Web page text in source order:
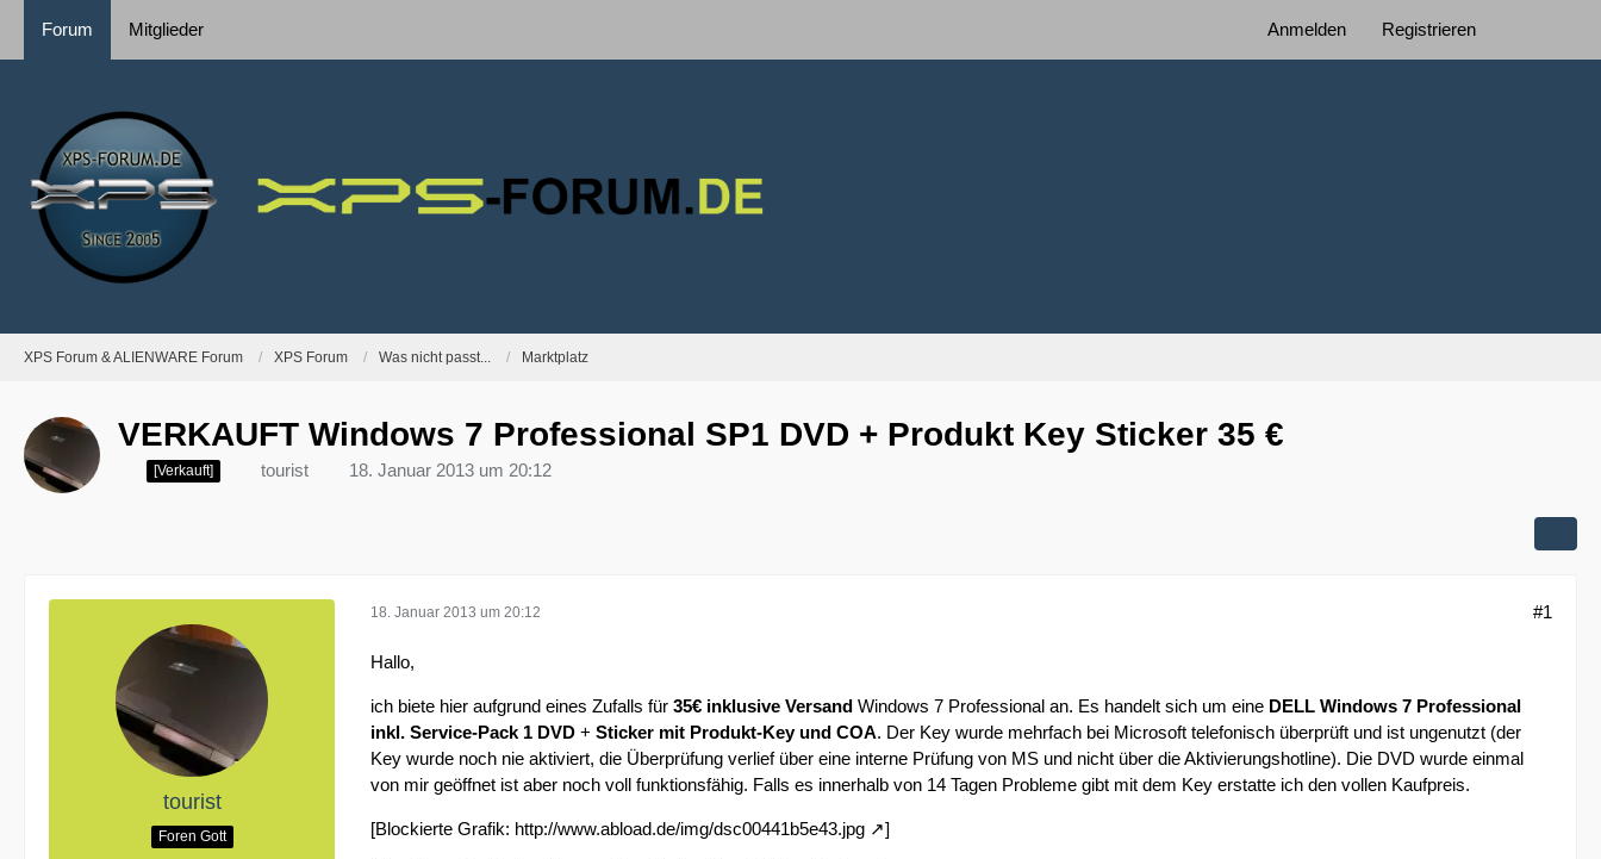
Forum Mitglieder Anmelden Registrieren
XPS Forum & ALIENWARE Forum XPS Forum Was nicht passt... Marktplatz
VERKAUFT Windows 7 Professional SP1 DVD + Produkt Key Sticker 35 €
[Verkauft] tourist 18. Januar 2013 um 20:12
tourist
Foren Gott
18. Januar 2013 um 20:12 #1
Hallo,
ich biete hier aufgrund eines Zufalls für 35€ inklusive Versand Windows 7 Professional an. Es handelt sich um eine DELL Windows 7 Professional
inkl. Service-Pack 1 DVD + Sticker mit Produkt-Key und COA. Der Key wurde mehrfach bei Microsoft telefonisch überprüft und ist ungenutzt (der
Key wurde noch nie aktiviert, die Überprüfung verlief über eine interne Prüfung von MS und nicht über die Aktivierungshotline). Die DVD wurde einmal
von mir geöffnet ist aber noch voll funktionsfähig. Falls es innerhalb von 14 Tagen Probleme gibt mit dem Key erstatte ich den vollen Kaufpreis.
[Blockierte Grafik: http://www.abload.de/img/dsc00441b5e43.jpg ]